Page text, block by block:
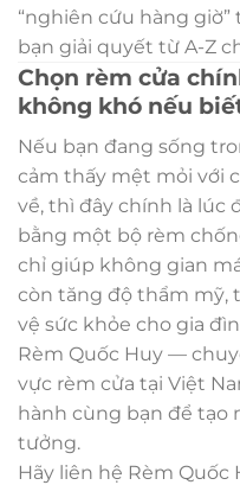
“nghiên cứu hàng
bạn giải quyết từ A-Z
Chọn rèm cửa
không khó nếu
Nếu bạn đang sống
cảm thấy mệt mỏi với
về, thì đây chính là lúc
bằng một bộ rèm
chỉ giúp không gian
còn tăng độ thẩm mỹ,
vệ sức khỏe cho gia
Rèm Quốc Huy —
vực rèm cửa tại Việt
hành cùng bạn để tạo
tưởng.
Hãy liên hệ Rèm